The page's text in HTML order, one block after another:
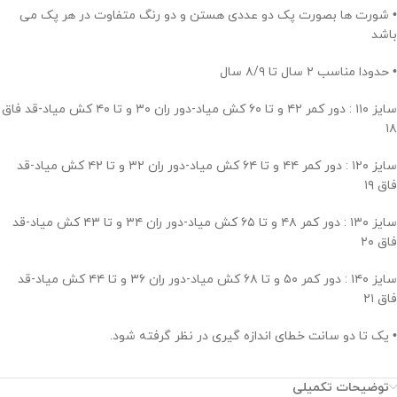
• شورت ها بصورت پک دو عددی هستن و دو رنگ متفاوت در هر پک می
باشد
• حدودا مناسب ۲ سال تا ۸/۹ سال
سایز ۱۱۰ : دور کمر ۴۲ و تا ۶۰ کش میاد-دور ران ۳۰ و تا ۴۰ کش میاد-قد فاق
۱۸
سایز ۱۲۰ : دور کمر ۴۴ و تا ۶۴ کش میاد-دور ران ۳۲ و تا ۴۲ کش میاد-قد
فاق ۱۹
سایز ۱۳۰ : دور کمر ۴۸ و تا ۶۵ کش میاد-دور ران ۳۴ و تا ۴۳ کش میاد-قد
فاق ۲۰
سایز ۱۴۰ : دور کمر ۵۰ و تا ۶۸ کش میاد-دور ران ۳۶ و تا ۴۴ کش میاد-قد
فاق ۲۱
• یک تا دو سانت خطای اندازه گیری در نظر گرفته شود.
توضیحات تکمیلی